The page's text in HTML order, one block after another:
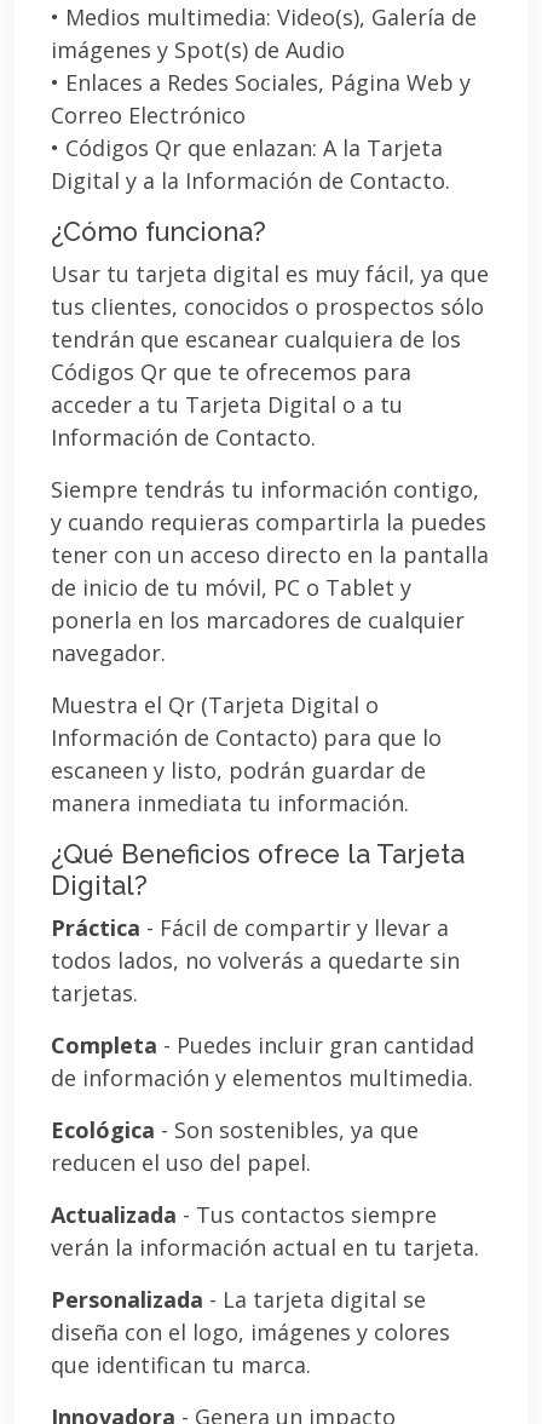
• Medios multimedia: Video(s), Galería de
imágenes y Spot(s) de Audio
• Enlaces a Redes Sociales, Página Web y
Correo Electrónico
• Códigos Qr que enlazan: A la Tarjeta
Digital y a la Información de Contacto.
¿Cómo funciona?
Usar tu tarjeta digital es muy fácil, ya que
tus clientes, conocidos o prospectos sólo
tendrán que escanear cualquiera de los
Códigos Qr que te ofrecemos para
acceder a tu Tarjeta Digital o a tu
Información de Contacto.
Siempre tendrás tu información contigo,
y cuando requieras compartirla la puedes
tener con un acceso directo en la pantalla
de inicio de tu móvil, PC o Tablet y
ponerla en los marcadores de cualquier
navegador.
Muestra el Qr (Tarjeta Digital o
Información de Contacto) para que lo
escaneen y listo, podrán guardar de
manera inmediata tu información.
¿Qué Beneficios ofrece la Tarjeta
Digital?
Práctica - Fácil de compartir y llevar a
todos lados, no volverás a quedarte sin
tarjetas.
Completa - Puedes incluir gran cantidad
de información y elementos multimedia.
Ecológica - Son sostenibles, ya que
reducen el uso del papel.
Actualizada - Tus contactos siempre
verán la información actual en tu tarjeta.
Personalizada - La tarjeta digital se
diseña con el logo, imágenes y colores
que identifican tu marca.
Innovadora - Genera un impacto